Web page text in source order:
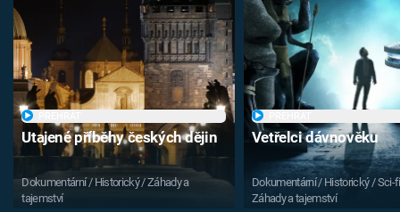
Utajené příběhy českých dějin
Dokumentární / Historický / Záhady a
tajemství
Vetřelci dávnověku
Dokumentární / Historický / Sci-
Záhady a tajemství